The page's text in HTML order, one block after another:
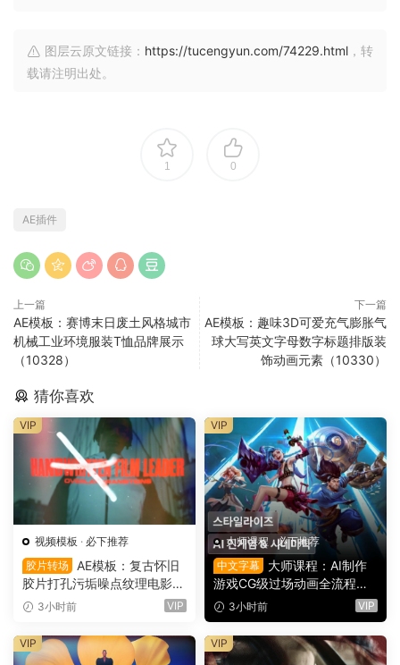
图层云原文链接： https://tucengyun.com/74229.html ，转
载请注明出处。
1 0
AE插件
上一篇
AE模板：赛博末日废土风格城市
机械工业环境服装T恤品牌展示
（10328）
下一篇
AE模板：趣味3D可爱充气膨胀气
球大写英文字母数字标题排版装
饰动画元素（10330）
猜你喜欢
视频模板 · 必下推荐
胶片转场
AE模板：复古怀旧
胶片打孔污垢噪点纹理电影帧
叠加电影短片剪辑转场过渡
3小时前 VIP
VIP
大师课程 ·必下推荐
中文字幕
大师课程：AI制作
游戏CG级过场动画全流程视
频课程 中文字幕（16149）
3小时前 VIP
VIP
VIP VIP